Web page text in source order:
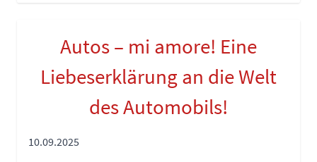
Autos – mi amore! Eine
Liebeserklärung an die Welt
des Automobils!
10.09.2025